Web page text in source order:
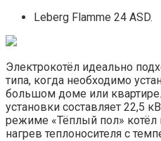
Leberg Flamme 24 ASD.
Электрокотёл идеально
типа, когда необходимо
большом доме или
установки составляет 22,5
режиме «Тёплый пол»
нагрев теплоносителя с